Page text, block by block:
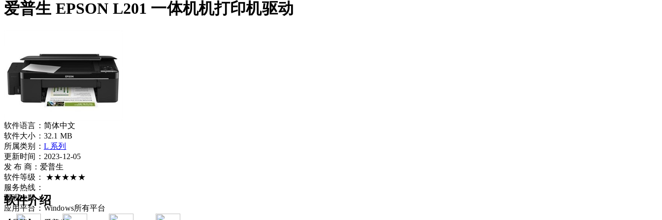
爱普生 EPSON L201 一体机机打印机驱动
软件语言： 简体中文
软件大小： 32.1 MB
所属类别： L 系列
更新时间：2023-12-05
发 布 商： 爱普生
软件等级： ★★★★★
服务热线：
围观次数：
应用平台： Windows所有平台
软件介绍